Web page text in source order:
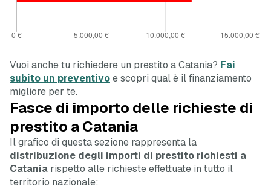
Vuoi anche tu richiedere un prestito a Catania? Fai
subito un preventivoe scopri qual è il finanziamento
migliore per te.
Fasce di importo delle richieste di
prestito a Catania
Il grafico di questa sezione rappresenta la
distribuzione degli importi di prestito richiesti a
Catania rispetto alle richieste effettuate in tutto il
territorio nazionale: